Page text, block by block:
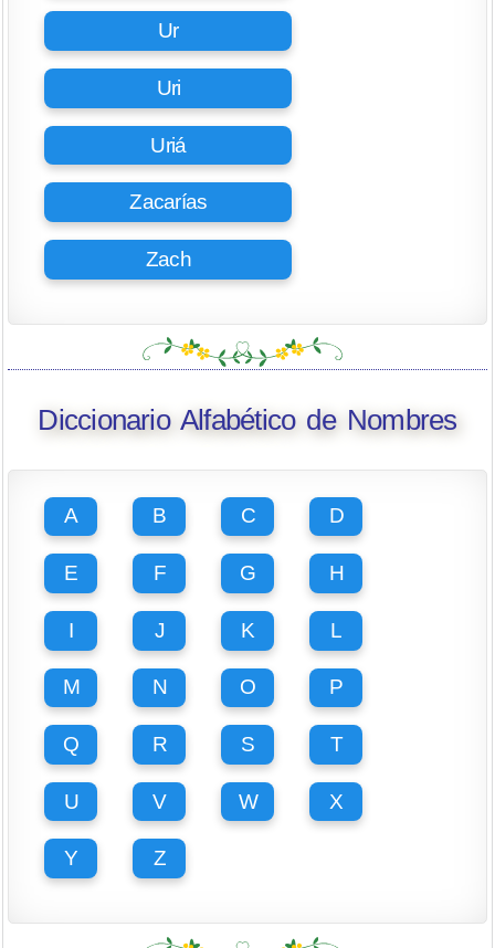
Ur
Uri
Uriá
Zacarías
Zach
Diccionario Alfabético de Nombres
A B C D
E F G H
I J K L
M N O P
Q R S T
U V W X
Y Z